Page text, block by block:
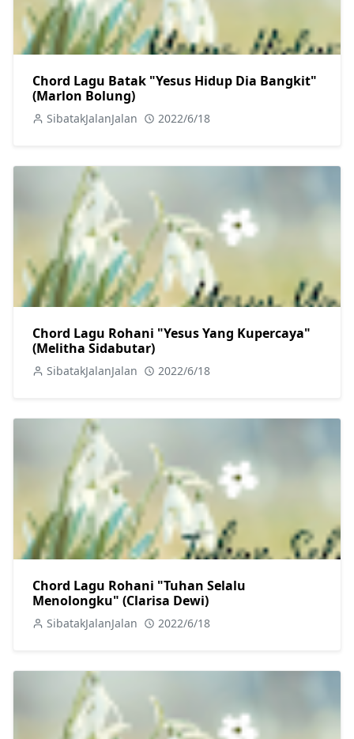
Chord Lagu Batak "Yesus Hidup Dia Bangkit"
(Marlon Bolung)
SibatakJalanJalan 2022/6/18
Chord Lagu Rohani "Yesus Yang Kupercaya"
(Melitha Sidabutar)
SibatakJalanJalan 2022/6/18
Chord Lagu Rohani "Tuhan Selalu
Menolongku" (Clarisa Dewi)
SibatakJalanJalan 2022/6/18